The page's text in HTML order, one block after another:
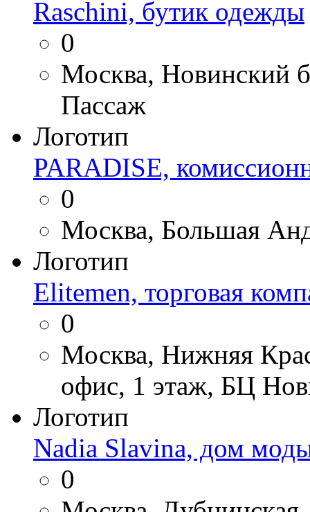
Raschini, бутик одежды
0
Москва, Новинский
Пассаж
Логотип
PARADISE,
0
Москва, Большая
Логотип
Elitemen, торговая
0
Москва, Нижняя
офис, 1 этаж, БЦ
Логотип
Nadia Slavina, дом
0